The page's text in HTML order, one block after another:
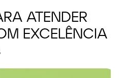
ATENDER
EXCELÊNCIA